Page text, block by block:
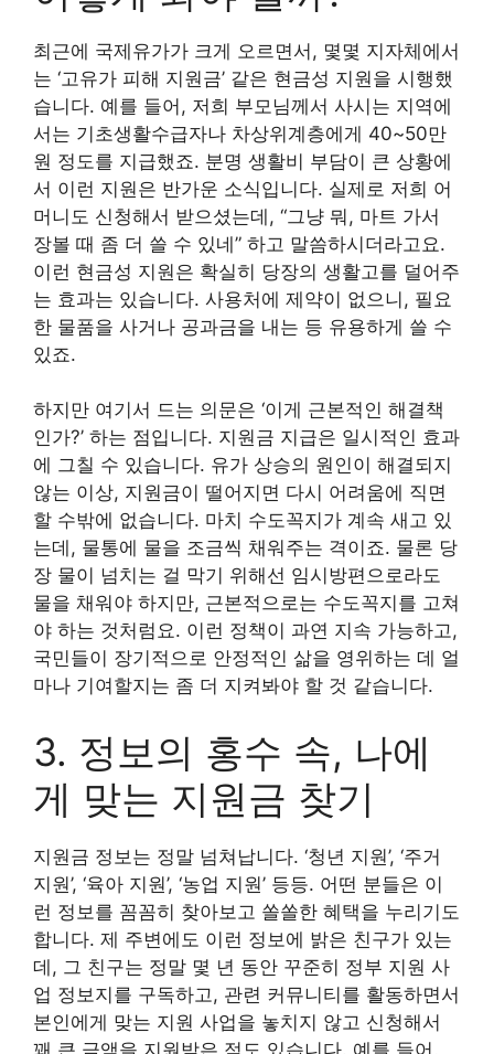
최근에 국제유가가 크게 오르면서, 몇몇 지자체에서
는 ‘고유가 피해 지원금’ 같은 현금성 지원을 시행했
습니다. 예를 들어, 저희 부모님께서 사시는 지역에
서는 기초생활수급자나 차상위계층에게 40~50만
원 정도를 지급했죠. 분명 생활비 부담이 큰 상황에
서 이런 지원은 반가운 소식입니다. 실제로 저희 어
머니도 신청해서 받으셨는데, “그냥 뭐, 마트 가서
장볼 때 좀 더 쓸 수 있네” 하고 말씀하시더라고요.
이런 현금성 지원은 확실히 당장의 생활고를 덜어주
는 효과는 있습니다. 사용처에 제약이 없으니, 필요
한 물품을 사거나 공과금을 내는 등 유용하게 쓸 수
있죠.
하지만 여기서 드는 의문은 ‘이게 근본적인 해결책
인가?’ 하는 점입니다. 지원금 지급은 일시적인 효과
에 그칠 수 있습니다. 유가 상승의 원인이 해결되지
않는 이상, 지원금이 떨어지면 다시 어려움에 직면
할 수밖에 없습니다. 마치 수도꼭지가 계속 새고 있
는데, 물통에 물을 조금씩 채워주는 격이죠. 물론 당
장 물이 넘치는 걸 막기 위해선 임시방편으로라도
물을 채워야 하지만, 근본적으로는 수도꼭지를 고쳐
야 하는 것처럼요. 이런 정책이 과연 지속 가능하고,
국민들이 장기적으로 안정적인 삶을 영위하는 데 얼
마나 기여할지는 좀 더 지켜봐야 할 것 같습니다.
3. 정보의 홍수 속, 나에
게 맞는 지원금 찾기
지원금 정보는 정말 넘쳐납니다. ‘청년 지원’, ‘주거
지원’, ‘육아 지원’, ‘농업 지원’ 등등. 어떤 분들은 이
런 정보를 꼼꼼히 찾아보고 쏠쏠한 혜택을 누리기도
합니다. 제 주변에도 이런 정보에 밝은 친구가 있는
데, 그 친구는 정말 몇 년 동안 꾸준히 정부 지원 사
업 정보지를 구독하고, 관련 커뮤니티를 활동하면서
본인에게 맞는 지원 사업을 놓치지 않고 신청해서
꽤 큰 금액을 지원받은 적도 있습니다. 예를 들어,